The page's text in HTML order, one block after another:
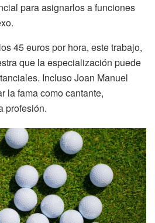
para asignarlos a funciones
45 euros por hora, este trabajo,
que la especialización puede
Incluso Joan Manuel
la fama como cantante,
profesión.